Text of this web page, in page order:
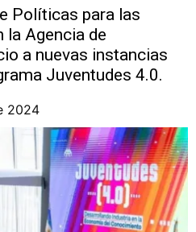
Políticas para las
la Agencia de
a nuevas instancias
Juventudes 4.0.
2024